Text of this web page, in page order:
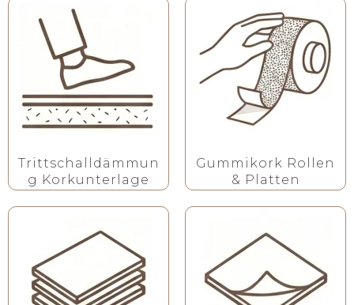
Trittschalldämmun
g Korkunterlage
Gummikork Rollen
& Platten